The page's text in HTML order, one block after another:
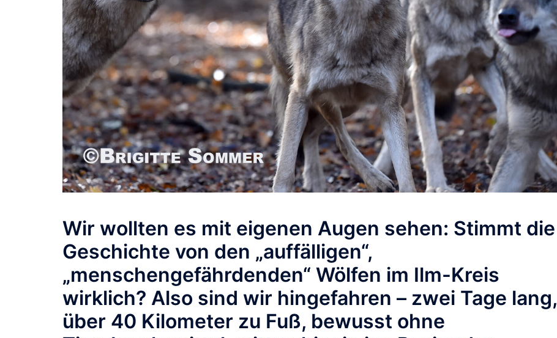
Wir wollten es mit eigenen Augen sehen: Stimmt die
Geschichte von den „auffälligen“,
„menschengefährdenden“ Wölfen im Ilm-Kreis
wirklich? Also sind wir hingefahren – zwei Tage lang,
über 40 Kilometer zu Fuß, bewusst ohne